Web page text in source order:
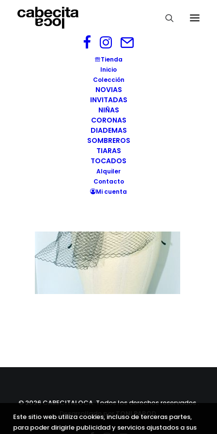
Tienda
Inicio
Colección
NOVIAS
INVITADAS
NIÑAS
CORONAS
DIADEMAS
SOMBREROS
TIARAS
TOCADOS
Alquiler
Contacto
Mi cuenta
cabecitaloca-tocado-berlin-2
Tocado BERLÍN
cabecitaloca-tocado-berlin-2
© 2026 CABECITALOCA. Todos los derechos reservados .
Desarrollado porTONI PAROD.
Este sitio web utiliza cookies, incluso de terceras partes,
para poder dirigirle publicidad y servicios ajustados a sus